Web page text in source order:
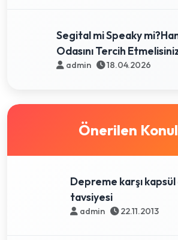
Segital mi Speaky
Odasını Tercih
admin 18.04.2026
Önerilen
Depreme karşı
tavsiyesi
admin 22.11.2013